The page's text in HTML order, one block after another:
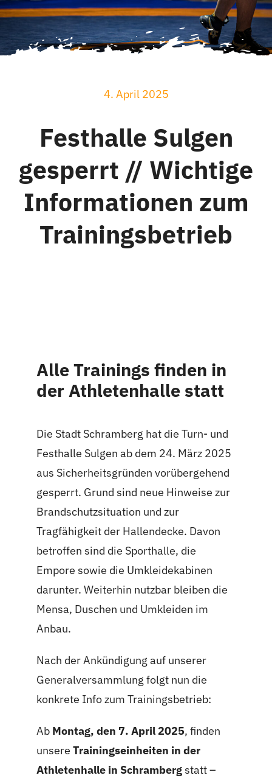
4. April 2025
Festhalle Sulgen
gesperrt // Wichtige
Informationen zum
Trainingsbetrieb
Alle Trainings finden in
der Athletenhalle statt
Die Stadt Schramberg hat die Turn- und
Festhalle Sulgen ab dem 24. März 2025
aus Sicherheitsgründen vorübergehend
gesperrt. Grund sind neue Hinweise zur
Brandschutzsituation und zur
Tragfähigkeit der Hallendecke. Davon
betroffen sind die Sporthalle, die
Empore sowie die Umkleidekabinen
darunter. Weiterhin nutzbar bleiben die
Mensa, Duschen und Umkleiden im
Anbau.
Nach der Ankündigung auf unserer
Generalversammlung folgt nun die
konkrete Info zum Trainingsbetrieb:
Ab Montag, den 7. April 2025, finden
unsere Trainingseinheiten in der
Athletenhalle in Schrambergstatt –